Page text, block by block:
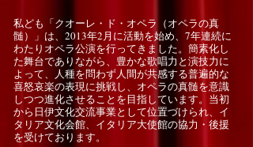
私ども「クオーレ・ド・オペラ（オペラの真
髄）」は、2013年2月に活動を始め、7年連続に
わたりオペラ公演を行ってきました。簡素化し
た舞台でありながら、豊かな歌唱力と演技力に
よって、人種を問わず人間が共感する普遍的な
喜怒哀楽の表現に挑戦し、オペラの真髄を意識
しつつ進化させることを目指しています。当初
から日伊文化交流事業として位置づけられ、イ
タリア文化会館、イタリア大使館の協力・後援
を受けております。